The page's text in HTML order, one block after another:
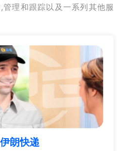
理和跟踪以及一系列其他服
朗快递